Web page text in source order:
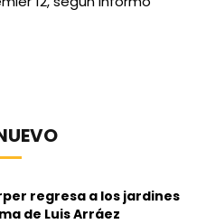
regresa a los jardines
de Luis Arráez